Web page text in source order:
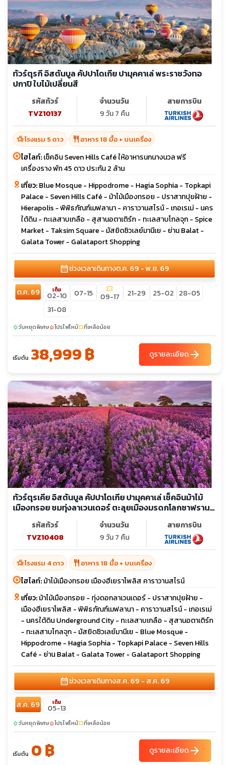
ก.ค. 70
18-28
ก.ย. 70
16-26
ต.ค. 70
07-17 21-31
ทัวร์ตุรกี อิสตันบูล คัปปาโดเกีย ปามุคคาเล่ พระราชวังทอ
ปกาปิ ใบไม้เปลี่ยนสี
รหัสทัวร์
TVZ10137
จำนวนวัน
9 วัน 7 คืน
สายการบิน
hotel_classโรงแรม 5 ดาว restaurant อาหาร 18 มื้อ + บนเครื่อง
ไฮไลท์:เช็คอิน Seven Hills Café ให้อาหารนกนางนวล ฟรี
เครื่องราง พัก 45 ดาว ประกัน 2 ล้าน
เที่ยว:Blue Mosque - Hippodrome - Hagia Sophia - Topkapi
Palace - Seven Hills Café - ม้าไม้เมืองทรอย - ปราสาทปุยฝ้าย -
Hierapolis - พิพิธภัณฑ์เมฟลานา - คาราวานสไรน์ - เกอเรเม่ - นคร
ใต้ดิน - ทะเลสาบเกลือ - สุสานอตาเติร์ก - ทะเลสาบโกลจุก - Spice
Market - Taksim Square - มัสยิดซิวเลย์มานีเย - ย่าน Balat -
Galata Tower - Galataport Shopping
calendar_monthช่วงเวลาเดินทางต.ค. 69 - พ.ย. 69
ต.ค. 69 เต็ม
02-10 07-15 confirmation_number
09-17 21-29 25-02 28-05
31-08
sunnyวันหยุดพิเศษlocal_fire_departmentโปรไฟไหม้confirmation_numberที่เหลือน้อย
เริ่มต้น 38,999 ฿ ดูรายละเอียดarrow_forward
ทัวร์ตุรเคีย อิสตันบูล คัปปาโดเกีย ปามุคคาเล่ เช็คอินม้าไม้
เมืองทรอย ชมทุ่งลาเวนเดอร์ ตะลุยเมืองมรดกโลกซาฟราน
รหัสทัวร์
TVZ10408
จำนวนวัน
9 วัน 7 คืน
สายการบิน
hotel_classโรงแรม 4 ดาว restaurant อาหาร 18 มื้อ + บนเครื่อง
ไฮไลท์:ม้าไม้เมืองทรอย เมืองฮีเยราโพลิส คาราวานสไรน์
เที่ยว:ม้าไม้เมืองทรอย - ทุ่งดอกลาเวนเดอร์ - ปราสาทปุยฝ้าย -
เมืองฮีเยราโพลิส - พิพิธภัณฑ์เมฟลานา - คาราวานสไรน์ - เกอเรเม่
- นครใต้ดิน Underground City - ทะเลสาบเกลือ - สุสานอตาเติร์ก
- ทะเลสาบโกลจุก - มัสยิดซิวเลย์มานีเย - Blue Mosque -
Hippodrome - Hagia Sophia - Topkapi Palace - Seven Hills
Café - ย่าน Balat - Galata Tower - Galataport Shopping
calendar_monthช่วงเวลาเดินทางส.ค. 69 - ส.ค. 69
ส.ค. 69 เต็ม
05-13
sunnyวันหยุดพิเศษlocal_fire_departmentโปรไฟไหม้confirmation_numberที่เหลือน้อย
เริ่มต้น 0 ฿ ดูรายละเอียดarrow_forward